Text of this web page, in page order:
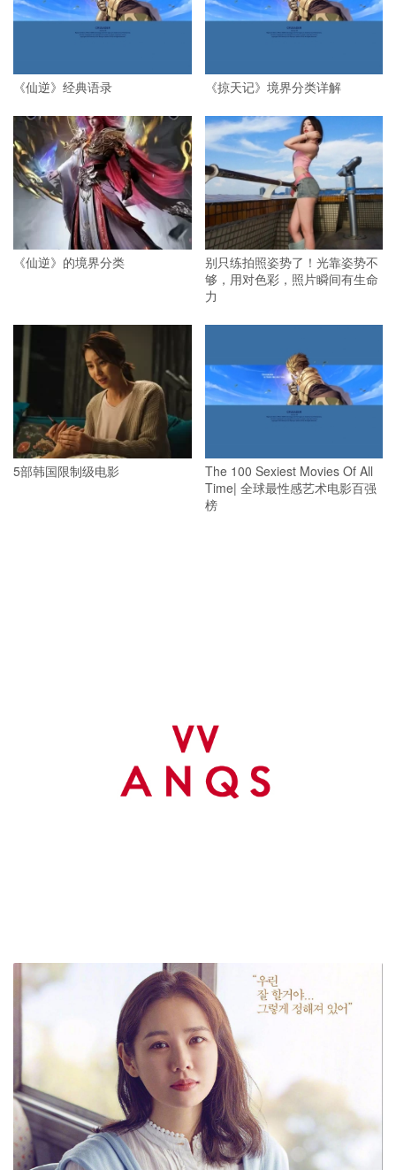
《仙逆》经典语录 《掠天记》境界分类详解
《仙逆》的境界分类
别只练拍照姿势了！光靠姿势不
够，用对色彩，照片瞬间有生命
力
5部韩国限制级电影
The 100 Sexiest Movies Of All
Time| 全球最性感艺术电影百强
榜